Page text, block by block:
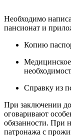
Необходимо
пансионат и
Копию
Справку из
При заключении
оговаривают
обязанности. При
патронажа с